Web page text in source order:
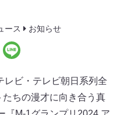
ース お知らせ
レビ・テレビ朝日系列全
ちの漫才に向き合う真